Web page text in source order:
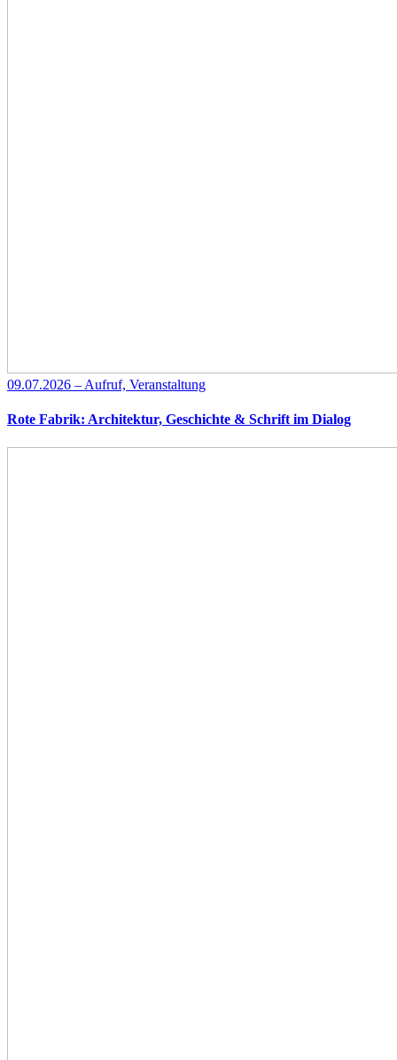
09.07.2026 – Aufruf, Veranstaltung
Rote Fabrik: Architektur, Geschichte & Schrift im Dialog